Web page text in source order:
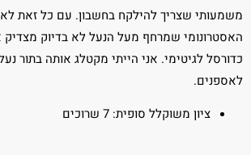
משמעותי שצריך להילקח בחשבון. עם כל זאת
האסטרונומי שמרחף מעל הנעל לא בדיוק מצדיק
כדורסל לגיטימי. אני הייתי מקטלג אותה בתור
לאספנים.
ציון משוקלל סופית: 7 שרוכים